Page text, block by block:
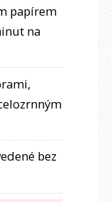
papírem
na
bez